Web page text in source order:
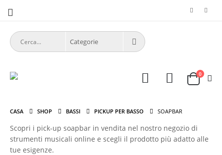
0
CASA SHOP BASSI PICKUP PER BASSO SOAPBAR
Scopri i pick-up soapbar in vendita nel nostro negozio di
strumenti musicali online e scegli il prodotto più adatto alle
tue esigenze.